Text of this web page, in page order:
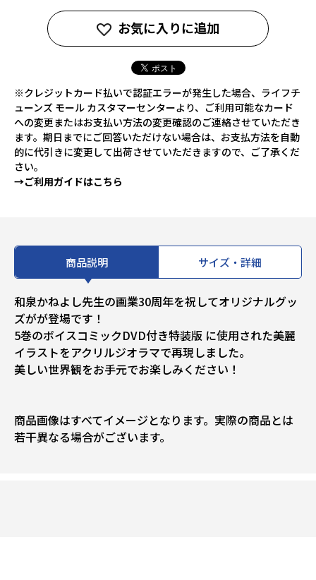
お気に入りに追加
※クレジットカード払いで認証エラーが発生した場合、ライフチ
ューンズ モール カスタマーセンターより、ご利用可能なカード
への変更またはお支払い方法の変更確認のご連絡させていただき
ます。期日までにご回答いただけない場合は、お支払方法を自動
的に代引きに変更して出荷させていただきますので、ご了承くだ
さい。
→ご利用ガイドはこちら
商品説明 サイズ・詳細
和泉かねよし先生の画業30周年を祝してオリジナルグッ
ズがが登場です！
5巻のボイスコミックDVD付き特装版 に使用された美麗
イラストをアクリルジオラマで再現しました。
美しい世界観をお手元でお楽しみください！
商品画像はすべてイメージとなります。実際の商品とは
若干異なる場合がございます。